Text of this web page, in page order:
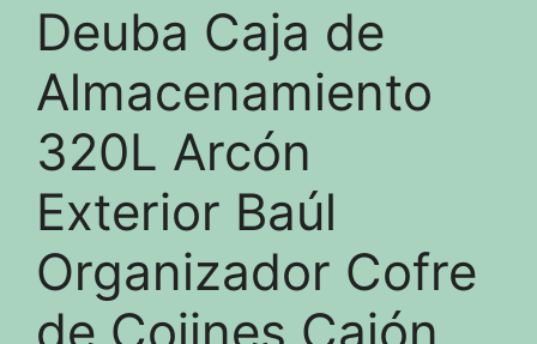
Deuba Caja de
Almacenamiento
320L Arcón
Exterior Baúl
Organizador Cofre
de Cojines Cajón